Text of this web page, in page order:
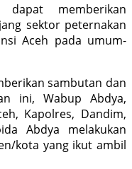
mem­berikan
sektor peternakan
Aceh pada umum­
sambutan dan
ini, Wabup Abdya,
Kapolres, Dandim,
Abdya melakukan
kota yang ikut ambil